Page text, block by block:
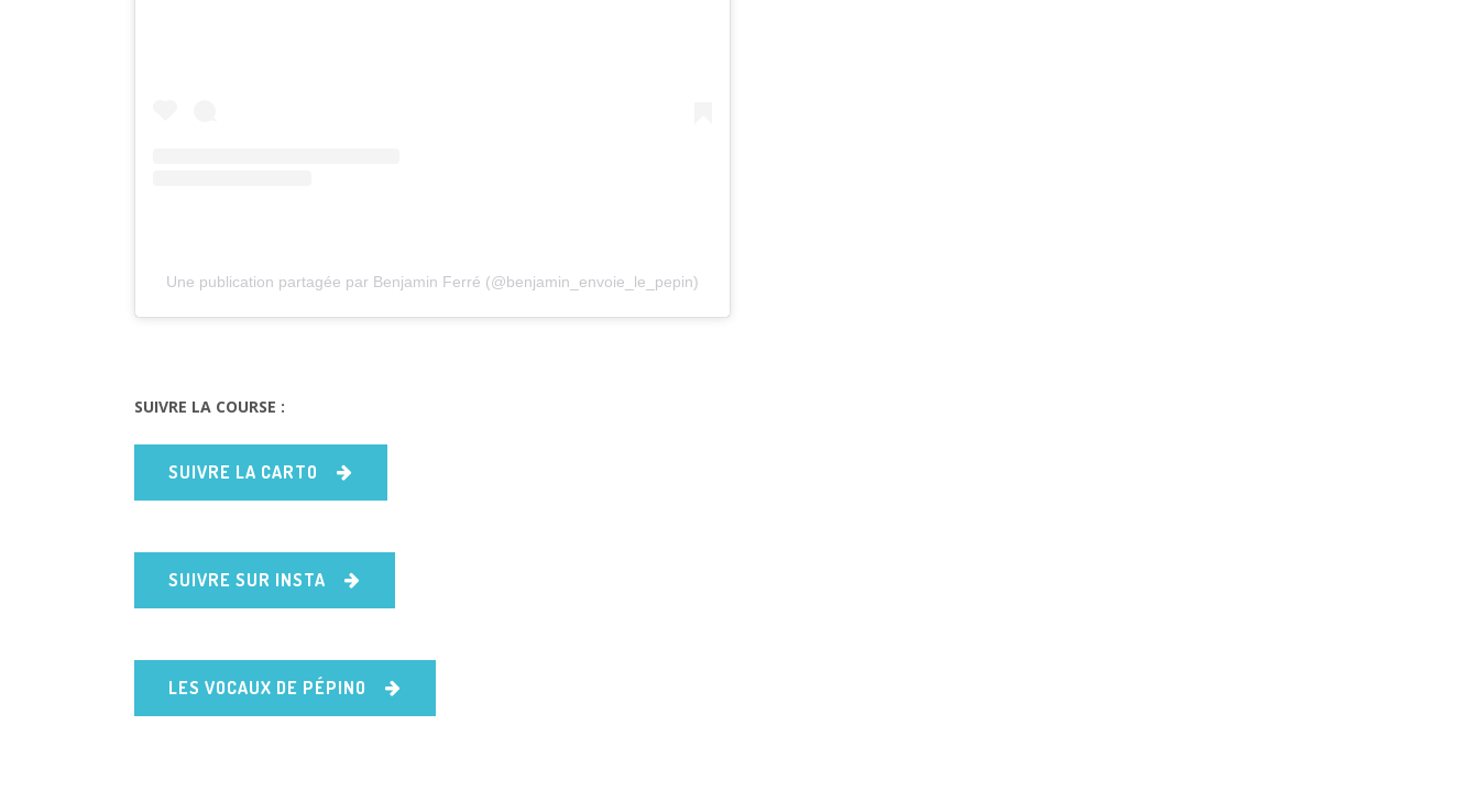
Une publication partagée par Benjamin Ferré (@benjamin_envoie_le_pepin)
SUIVRE LA COURSE :
SUIVRE LA CARTO
SUIVRE SUR INSTA
LES VOCAUX DE PÉPINO